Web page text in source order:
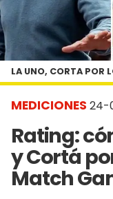
MEDICIONES 24-
Rating:
y Cortá
Match
LA UNO, CORTA POR